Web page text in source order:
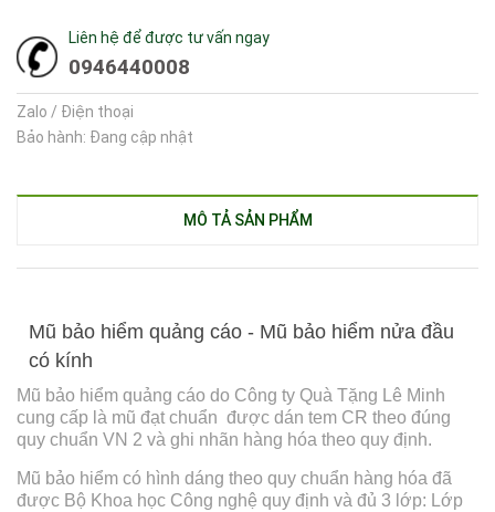
Liên hệ để được tư vấn ngay
0946440008
Zalo / Điện thoại
Bảo hành: Đang cập nhật
MÔ TẢ SẢN PHẨM
Mũ bảo hiểm quảng cáo - Mũ bảo hiểm nửa đầu
có kính
Mũ bảo hiểm quảng cáo do Công ty Quà Tặng Lê Minh
cung cấp là mũ đạt chuẩn được dán tem CR theo đúng
quy chuẩn VN 2 và ghi nhãn hàng hóa theo quy định.
Mũ bảo hiểm có hình dáng theo quy chuẩn hàng hóa đã
được Bộ Khoa học Công nghệ quy định và đủ 3 lớp: Lớp